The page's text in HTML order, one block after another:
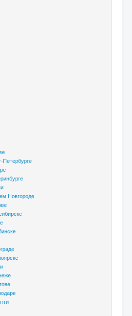
Петербурге
Новгороде